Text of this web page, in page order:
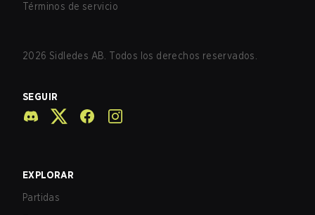
Términos de servicio
2026 Sidledes AB. Todos los derechos reservados.
SEGUIR
EXPLORAR
Partidas